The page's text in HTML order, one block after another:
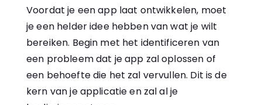
Voordat je een app laat ontwikkelen, moet
je een helder idee hebben van wat je wilt
bereiken. Begin met het identificeren van
een probleem dat je app zal oplossen of
een behoefte die het zal vervullen. Dit is de
kern van je applicatie en zal al je